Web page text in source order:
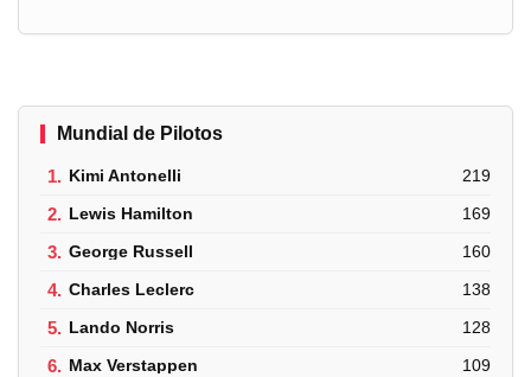
Mundial de Pilotos
1. Kimi Antonelli 219
2. Lewis Hamilton 169
3. George Russell 160
4. Charles Leclerc 138
5. Lando Norris 128
6. Max Verstappen 109